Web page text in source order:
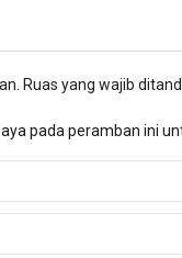
Ruas yang wajib
pada peramban ini